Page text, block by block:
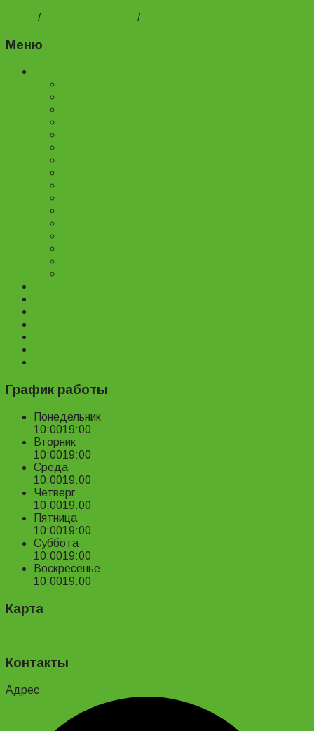
/ /
Меню
График работы
Понедельник
10:0019:00
Вторник
10:0019:00
Среда
10:0019:00
Четверг
10:0019:00
Пятница
10:0019:00
Суббота
10:0019:00
Воскресенье
10:0019:00
Карта
Контакты
Адрес